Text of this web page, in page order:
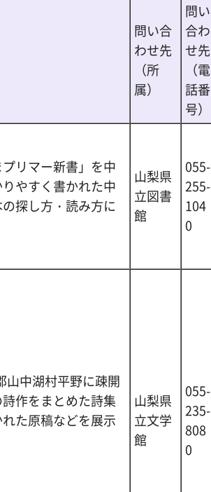
問い合
わせ先
（所
属）
問い
合わ
せ先
（電
話番
号）
リマー新書」を中
やすく書かれた中
探し方・読み方に
山梨県
立図書
館
055-
255-
104
0
山中湖村平野に疎開
作をまとめた詩集
た原稿などを展示
山梨県
立文学
館
055-
235-
808
0